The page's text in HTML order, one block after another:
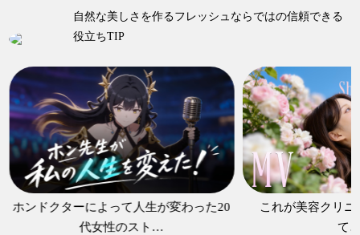
MESH技法で行う段階的な注入は、脂肪移植専用のカニュ
ーレでさまざまな部位から
製し、各脂肪層や筋肉層に注入、段階的な3D注入方法で
最適な脂肪細胞移植間隔を保ち、より高い定着率と長期間
の持続を目指します。
マルチホール抽出カニューレ
に採取し、周囲の組織への損傷と出血を最小限に抑えま
す。脂肪を採取する時に均一な大きさの脂肪細胞を採取し
てから注入することで皮膚のたるみを防ぎ、優れた生着率
を期待できます。
自然な美しさを作るフレッシュならではの信頼できる
役立ちTIP
ホンドクターによって人生が変わった20
代女性のスト…
これが美容クリ
て